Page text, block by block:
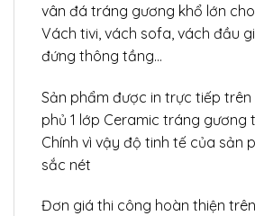
vân đá tráng gương khổ lớn
Vách tivi, vách sofa, vách đầu
đứng thông tầng…
Sản phẩm được in trực tiếp trên
phủ 1 lớp Ceramic tráng gương
Chính vì vậy độ tinh tế của sản
sắc nét
Đơn giá thi công hoàn thiện